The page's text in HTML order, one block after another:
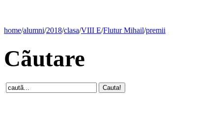
home/alumni/2018/clasa/VIII E/Flutur Mihail/premii
Cãutare